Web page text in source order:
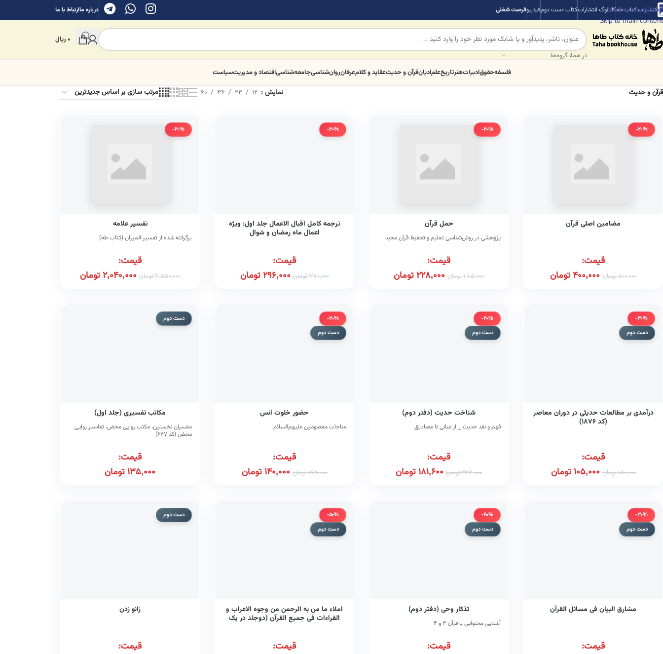
Skip to navigation
Skip to main content
انتشارات کتاب طهکاتالوگ انتشاراتکتاب دست دومفیدیبوفرصت شغلی درباره ماارتباط با ما
در همهٔ گروه‌ها
0ریال
فلسفهحقوقادبیاتهنرتاریخعلمادیانقرآن و حدیثعقاید و کلامعرفانروان‌شناسیجامعه‌شناسیاقتصاد و مدیریتسیاست
قرآن و حدیث نمایش 12
24
36
60
-20%
مضامین اصلی قرآن
قیمت:
500,000تومان 400,000تومان
-20%
حمل قرآن
پژوهشی در روش‌شناسی تعلیم و تحفیظ قرآن مجید
قیمت:
285,000تومان 228,000تومان
-20%
ترجمه کامل اقبال الاعمال جلد اول: ویژه
اعمال ماه رمضان و شوال
قیمت:
370,000تومان 296,000تومان
-20%
تفسیر علامه
برگرفته شده از تفسیر المیزان (کتاب طه)
قیمت:
2,550,000تومان 2,040,000تومان
-30%
دست دوم
درآمدی بر مطالعات حدیثی در دوران معاصر
(کد ۱۸۷۶)
قیمت:
150,000تومان 105,000تومان
-20%
دست دوم
شناخت حدیث (دفتر دوم)
فهم و نقد حدیث _ از مبانی تا مصادیق
قیمت:
227,000تومان 181,600تومان
-20%
دست دوم
حضور خلوت انس
مناجات معصومین علیهم‌السلام
قیمت:
175,000تومان 140,000تومان
دست دوم
مکاتب تفسیری (جلد اول)
مفسران نخستین، مکتب روایی محض، تفاسیر روایی
محض (کد ۶۴۷)
قیمت:
135,000تومان
-30%
دست دوم
مشارق البیان فی مسائل القرآن
قیمت:
-40%
دست دوم
تذکار وحی (دفتر دوم)
آشنایی محتوایی با قرآن ۳ و ۴
قیمت:
-50%
دست دوم
املاء ما من به الرحمن من وجوه الاعراب و
القراءات فی جمیع القرآن (دوجلد در یک
قیمت:
دست دوم
زانو زدن
قیمت: